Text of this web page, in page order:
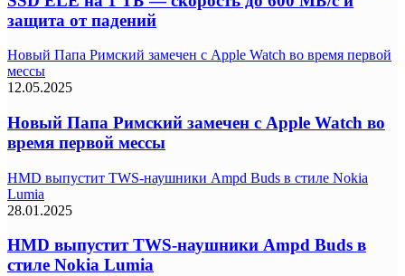
защита от падений
Новый Папа Римский замечен с Apple Watch во время первой
мессы
12.05.2025
Новый Папа Римский замечен с Apple Watch во
время первой мессы
HMD выпустит TWS-наушники Ampd Buds в стиле Nokia
Lumia
28.01.2025
HMD выпустит TWS-наушники Ampd Buds в
стиле Nokia Lumia